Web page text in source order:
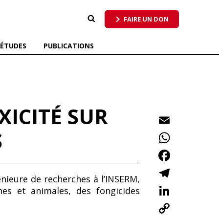
FAIRE UN DON
ÉTUDES PUBLICATIONS
SUR
de recherches à l’INSERM,
et animales, des fongicides